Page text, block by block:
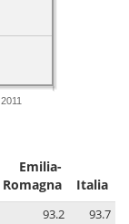
2011
Emilia-
Romagna
Italia
93.2
93.7